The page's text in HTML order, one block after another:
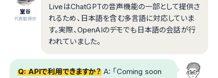
室谷
代表取締役
LiveはChatGPTの音声機能の一部として提供さ
れるため、日本語を含む多言語に対応していま
す。実際、OpenAIのデモでも日本語の会話が行
われていました。
Q: APIで利用できますか？A: 「Coming soon